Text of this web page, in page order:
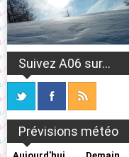
Suivez A06 sur...
Prévisions météo